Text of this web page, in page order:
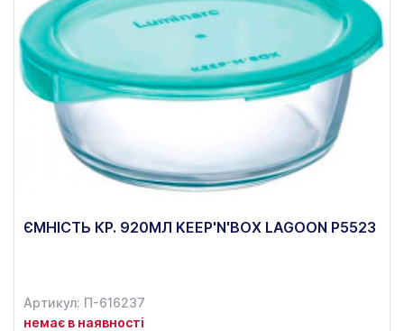
ЄМНІСТЬ КР. 920МЛ KEEP'N'BOX LAGOON P5523
Артикул: П-616237
немає в наявності